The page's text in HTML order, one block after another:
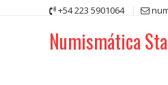
+54 223 5901064
Numismática